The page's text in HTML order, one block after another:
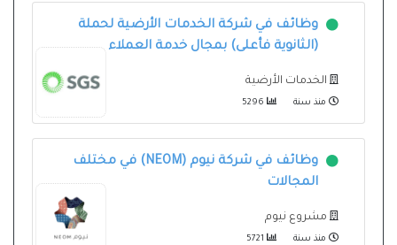
وظائف في شركة الخدمات الأرضية لحملة
(الثانوية فأعلى) بمجال خدمة العملاء
الخدمات الأرضية
منذ سنة
وظائف في شركة نيوم (NEOM) في مختلف
المجالات
مشروع نيوم
منذ سنة